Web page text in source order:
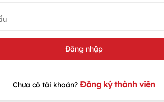
Chưa có tài khoản? Đăng ký thành viên